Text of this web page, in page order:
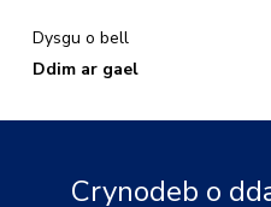
Dysgu o bell
Ddim ar gael
Crynodeb o